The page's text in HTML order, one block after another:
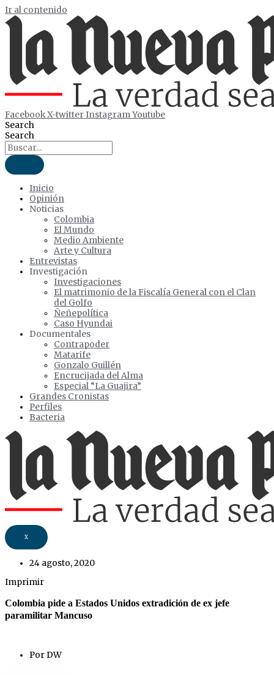
Ir al contenido
FacebookX-twitterInstagramYoutube
Search
Search
Inicio
Opinión
Noticias
Colombia
El Mundo
Medio Ambiente
Arte y Cultura
Entrevistas
Investigación
Investigaciones
El matrimonio de la Fiscalía General con el Clan
del Golfo
Ñeñepolítica
Caso Hyundai
Documentales
Contrapoder
Matarife
Gonzalo Guillén
Encrucijada del Alma
Especial “La Guajira”
Grandes Cronistas
Perfiles
Bacteria
X
24 agosto, 2020
Imprimir
Colombia pide a Estados Unidos extradición de ex jefe
paramilitar Mancuso
Por DW